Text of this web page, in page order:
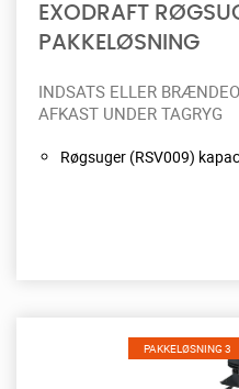
EXODRAFT
PAKKELØSNING
INDSATS ELLER
AFKAST UNDER TAGRYG
Røgsuger (RSV009)
PAKKELØSNING 3